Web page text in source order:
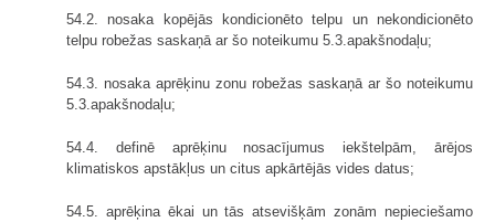
54.2. nosaka kopējās kondicionēto telpu un nekondicionēto
telpu robežas saskaņā ar šo noteikumu 5.3.apakšnodaļu;
54.3. nosaka aprēķinu zonu robežas saskaņā ar šo noteikumu
5.3.apakšnodaļu;
54.4. definē aprēķinu nosacījumus iekštelpām, ārējos
klimatiskos apstākļus un citus apkārtējās vides datus;
54.5. aprēķina ēkai un tās atsevišķām zonām nepieciešamo